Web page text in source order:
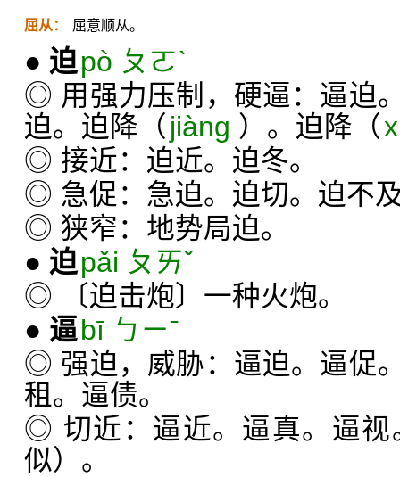
屈从： 屈意顺从。
● 迫pò ㄆㄛˋ
◎ 用强力压制，硬逼：逼迫
迫。迫降（ jiàng ）。迫降（
◎ 接近：迫近。迫冬。
◎ 急促：急迫。迫切。迫不
◎ 狭窄：地势局迫。
● 迫pǎi ㄆㄞˇ
◎ 〔迫击炮〕一种火炮。
● 逼bī ㄅㄧˉ
◎ 强迫，威胁：逼迫。逼促
租。逼债。
◎ 切近：逼近。逼真。逼视
似）。